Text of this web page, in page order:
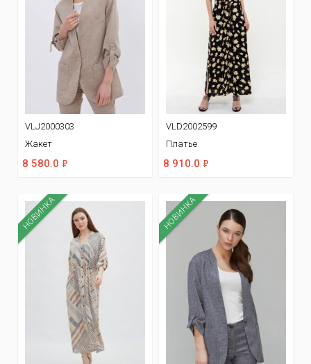
VLJ2000303
Жакет
8 580.0 ф
VLD2002599
Платье
8 910.0 ф
НОВИНКА НОВИНКА